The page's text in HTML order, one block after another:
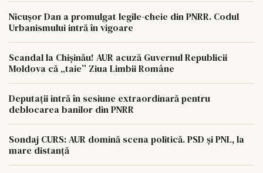
Nicușor Dan a promulgat legile-cheie din PNRR. Codul
Urbanismului intră în vigoare
Scandal la Chișinău! AUR acuză Guvernul Republicii
Moldova că „taie” Ziua Limbii Române
Deputații intră în sesiune extraordinară pentru
deblocarea banilor din PNRR
Sondaj CURS: AUR domină scena politică. PSD și PNL, la
mare distanță